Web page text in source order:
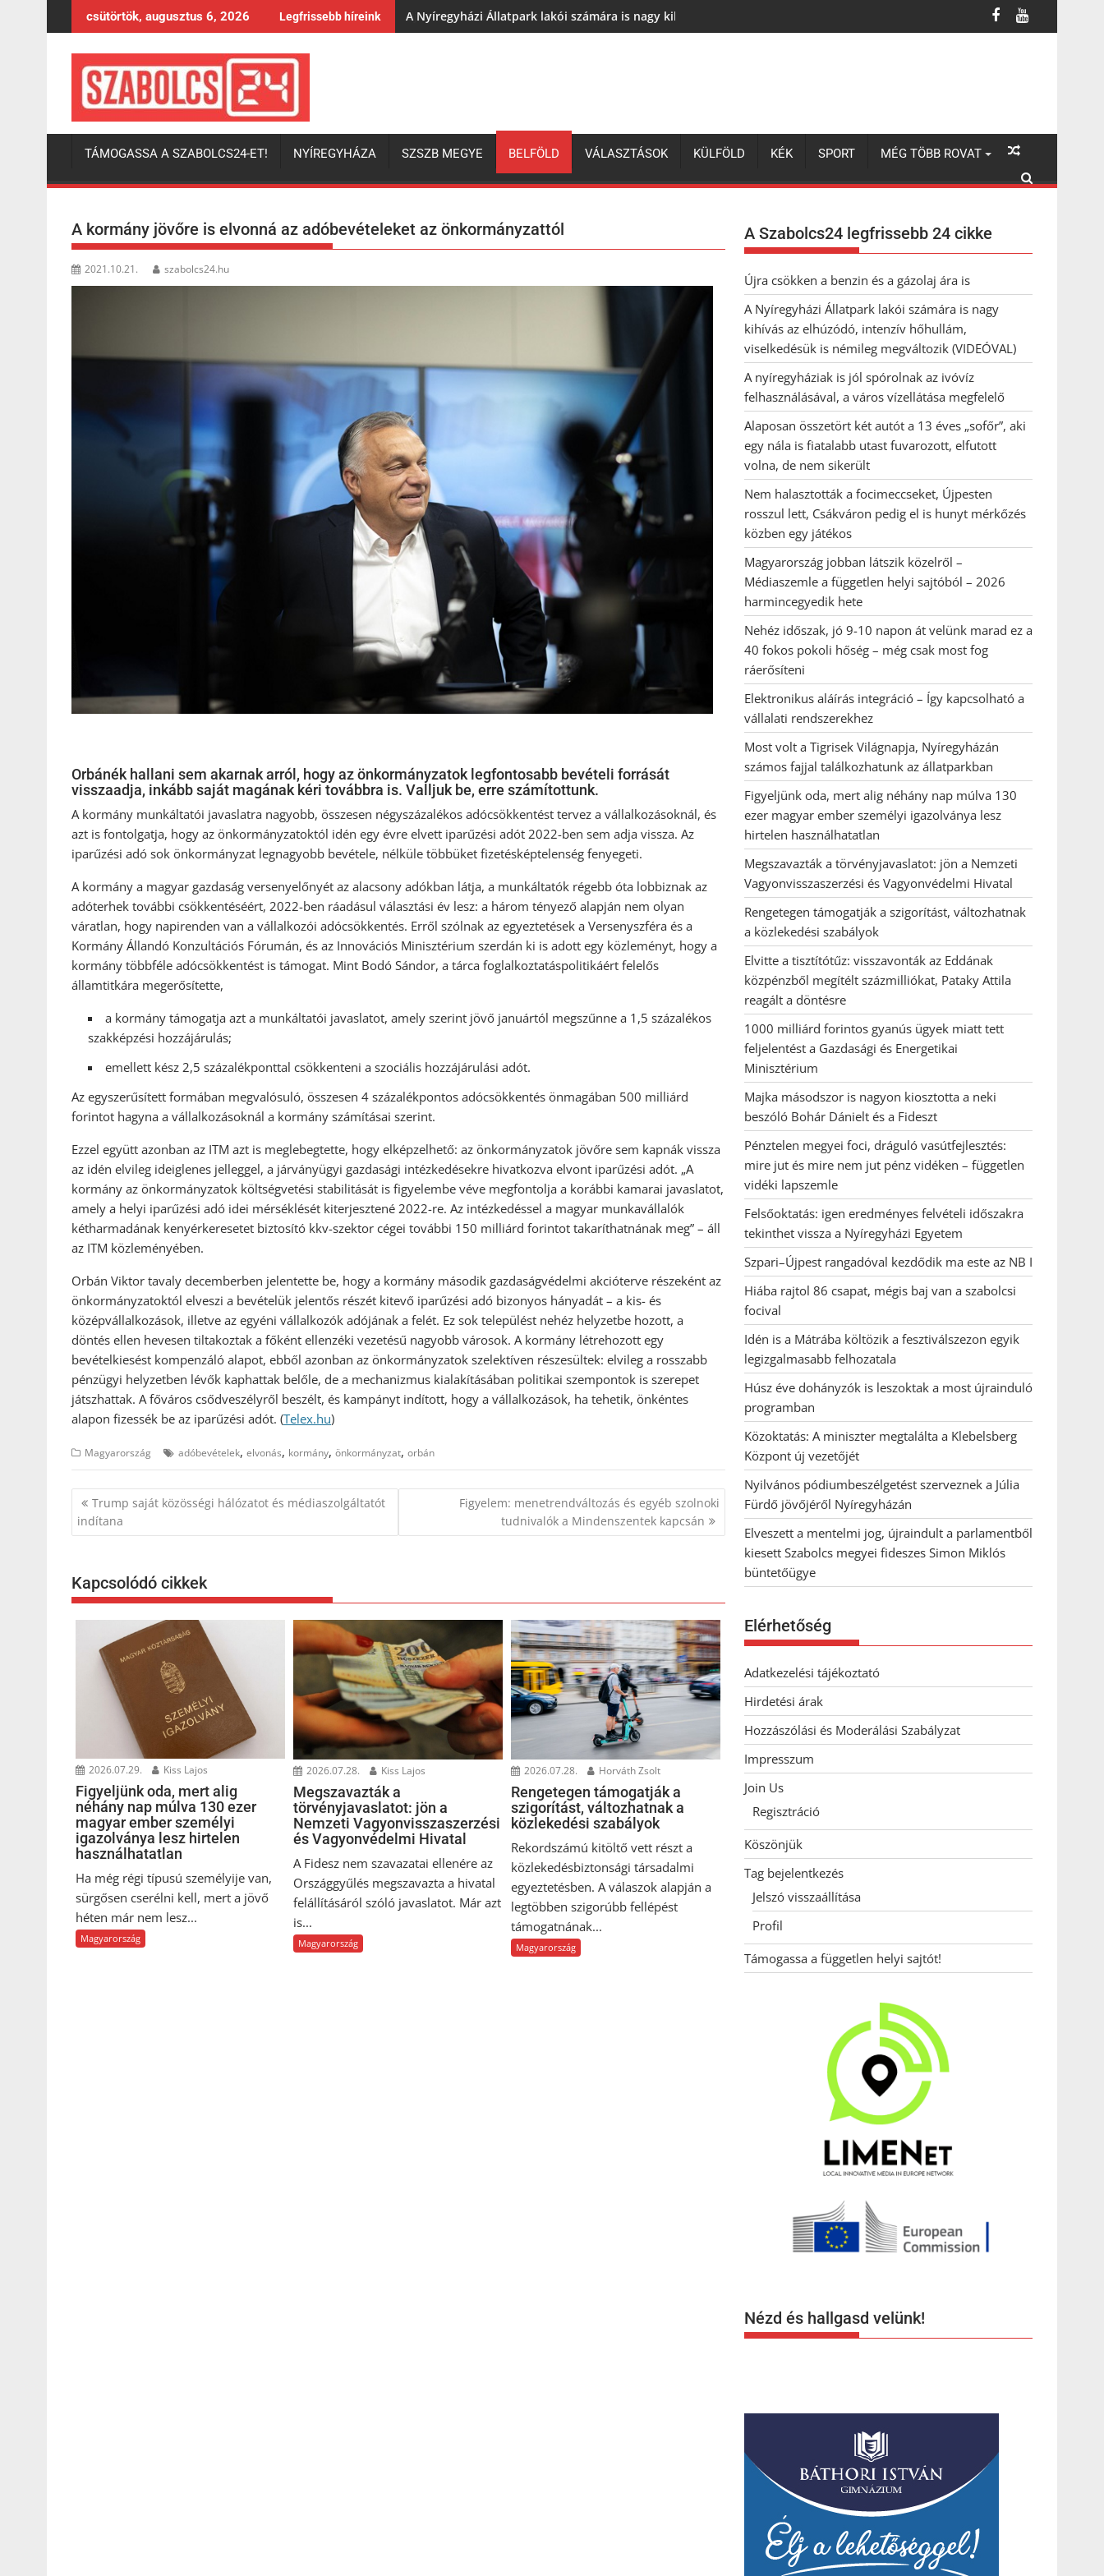
to
csütörtök, augusztus 6, 2026 Legfrissebb híreink A Nyíregyházi Állatpark lakói számára is nagy kihívás az elhúzódó, intenzív hőhullám, viselkedésük is némileg megváltozik
TÁMOGASSA A SZABOLCS24-ET! NYÍREGYHÁZA SZSZB MEGYE BELFÖLD VÁLASZTÁSOK KÜLFÖLD KÉK SPORT MÉG TÖBB ROVAT
A kormány jövőre is elvonná az adóbevételeket az önkormányzattól
2021.10.21. szabolcs24.hu
Orbánék hallani sem akarnak arról, hogy az önkormányzatok legfontosabb bevételi forrását
visszaadja, inkább saját magának kéri továbbra is. Valljuk be, erre számítottunk.
A kormány munkáltatói javaslatra nagyobb, összesen négyszázalékos adócsökkentést tervez a vállalkozásoknál, és
azt is fontolgatja, hogy az önkormányzatoktól idén egy évre elvett iparűzési adót 2022-ben sem adja vissza. Az
iparűzési adó sok önkormányzat legnagyobb bevétele, nélküle többüket fizetésképtelenség fenyegeti.
A kormány a magyar gazdaság versenyelőnyét az alacsony adókban látja, a munkáltatók régebb óta lobbiznak az
adóterhek további csökkentéséért, 2022-ben ráadásul választási év lesz: a három tényező alapján nem olyan
váratlan, hogy napirenden van a vállalkozói adócsökkentés. Erről szólnak az egyeztetések a Versenyszféra és a
Kormány Állandó Konzultációs Fórumán, és az Innovációs Minisztérium szerdán ki is adott egy közleményt, hogy a
kormány többféle adócsökkentést is támogat. Mint Bodó Sándor, a tárca foglalkoztatáspolitikáért felelős
államtitkára megerősítette,
a kormány támogatja azt a munkáltatói javaslatot, amely szerint jövő januártól megszűnne a 1,5 százalékos
szakképzési hozzájárulás;
emellett kész 2,5 százalékponttal csökkenteni a szociális hozzájárulási adót.
Az egyszerűsített formában megvalósuló, összesen 4 százalékpontos adócsökkentés önmagában 500 milliárd
forintot hagyna a vállalkozásoknál a kormány számításai szerint.
Ezzel együtt azonban az ITM azt is meglebegtette, hogy elképzelhető: az önkormányzatok jövőre sem kapnák vissza
az idén elvileg ideiglenes jelleggel, a járványügyi gazdasági intézkedésekre hivatkozva elvont iparűzési adót. „A
kormány az önkormányzatok költségvetési stabilitását is figyelembe véve megfontolja a korábbi kamarai javaslatot,
amely a helyi iparűzési adó idei mérséklését kiterjesztené 2022-re. Az intézkedéssel a magyar munkavállalók
kétharmadának kenyérkeresetet biztosító kkv-szektor cégei további 150 milliárd forintot takaríthatnának meg” – áll
az ITM közleményében.
Orbán Viktor tavaly decemberben jelentette be, hogy a kormány második gazdaságvédelmi akcióterve részeként az
önkormányzatoktól elveszi a bevételük jelentős részét kitevő iparűzési adó bizonyos hányadát – a kis- és
középvállalkozások, illetve az egyéni vállalkozók adójának a felét. Ez sok települést nehéz helyzetbe hozott, a
döntés ellen hevesen tiltakoztak a főként ellenzéki vezetésű nagyobb városok. A kormány létrehozott egy
bevételkiesést kompenzáló alapot, ebből azonban az önkormányzatok szelektíven részesültek: elvileg a rosszabb
pénzügyi helyzetben lévők kaphattak belőle, de a mechanizmus kialakításában politikai szempontok is szerepet
játszhattak. A főváros csődveszélyről beszélt, és kampányt indított, hogy a vállalkozások, ha tehetik, önkéntes
alapon fizessék be az iparűzési adót. (Telex.hu)
Magyarország adóbevételek, elvonás, kormány, önkormányzat, orbán
Bejegyzés
navigáció
Trump saját közösségi hálózatot és médiaszolgáltatót
indítana
Figyelem: menetrendváltozás és egyéb szolnoki
tudnivalók a Mindenszentek kapcsán
Kapcsolódó cikkek
2026.07.29. Kiss Lajos
Figyeljünk oda, mert alig
néhány nap múlva 130 ezer
magyar ember személyi
igazolványa lesz hirtelen
használhatatlan
Ha még régi típusú személyije van,
sürgősen cserélni kell, mert a jövő
héten már nem lesz...
Magyarország
2026.07.28. Kiss Lajos
Megszavazták a
törvényjavaslatot: jön a
Nemzeti Vagyonvisszaszerzési
és Vagyonvédelmi Hivatal
A Fidesz nem szavazatai ellenére az
Országgyűlés megszavazta a hivatal
felállításáról szóló javaslatot. Már azt
is...
Magyarország
2026.07.28. Horváth Zsolt
Rengetegen támogatják a
szigorítást, változhatnak a
közlekedési szabályok
Rekordszámú kitöltő vett részt a
közlekedésbiztonsági társadalmi
egyeztetésben. A válaszok alapján a
legtöbben szigorúbb fellépést
támogatnának...
Magyarország
A Szabolcs24 legfrissebb 24 cikke
Újra csökken a benzin és a gázolaj ára is
A Nyíregyházi Állatpark lakói számára is nagy
kihívás az elhúzódó, intenzív hőhullám,
viselkedésük is némileg megváltozik (VIDEÓVAL)
A nyíregyháziak is jól spórolnak az ivóvíz
felhasználásával, a város vízellátása megfelelő
Alaposan összetört két autót a 13 éves „sofőr”, aki
egy nála is fiatalabb utast fuvarozott, elfutott
volna, de nem sikerült
Nem halasztották a focimeccseket, Újpesten
rosszul lett, Csákváron pedig el is hunyt mérkőzés
közben egy játékos
Magyarország jobban látszik közelről –
Médiaszemle a független helyi sajtóból – 2026
harmincegyedik hete
Nehéz időszak, jó 9-10 napon át velünk marad ez a
40 fokos pokoli hőség – még csak most fog
ráerősíteni
Elektronikus aláírás integráció – Így kapcsolható a
vállalati rendszerekhez
Most volt a Tigrisek Világnapja, Nyíregyházán
számos fajjal találkozhatunk az állatparkban
Figyeljünk oda, mert alig néhány nap múlva 130
ezer magyar ember személyi igazolványa lesz
hirtelen használhatatlan
Megszavazták a törvényjavaslatot: jön a Nemzeti
Vagyonvisszaszerzési és Vagyonvédelmi Hivatal
Rengetegen támogatják a szigorítást, változhatnak
a közlekedési szabályok
Elvitte a tisztítótűz: visszavonták az Eddának
közpénzből megítélt százmilliókat, Pataky Attila
reagált a döntésre
1000 milliárd forintos gyanús ügyek miatt tett
feljelentést a Gazdasági és Energetikai
Minisztérium
Majka másodszor is nagyon kiosztotta a neki
beszóló Bohár Dánielt és a Fideszt
Pénztelen megyei foci, dráguló vasútfejlesztés:
mire jut és mire nem jut pénz vidéken – független
vidéki lapszemle
Felsőoktatás: igen eredményes felvételi időszakra
tekinthet vissza a Nyíregyházi Egyetem
Szpari–Újpest rangadóval kezdődik ma este az NB I
Hiába rajtol 86 csapat, mégis baj van a szabolcsi
focival
Idén is a Mátrába költözik a fesztiválszezon egyik
legizgalmasabb felhozatala
Húsz éve dohányzók is leszoktak a most újrainduló
programban
Közoktatás: A miniszter megtalálta a Klebelsberg
Központ új vezetőjét
Nyilvános pódiumbeszélgetést szerveznek a Júlia
Fürdő jövőjéről Nyíregyházán
Elveszett a mentelmi jog, újraindult a parlamentből
kiesett Szabolcs megyei fideszes Simon Miklós
büntetőügye
Elérhetőség
Adatkezelési tájékoztató
Hirdetési árak
Hozzászólási és Moderálási Szabályzat
Impresszum
Join Us
Regisztráció
Köszönjük
Tag bejelentkezés
Jelszó visszaállítása
Profil
Támogassa a független helyi sajtót!
Nézd és hallgasd velünk!